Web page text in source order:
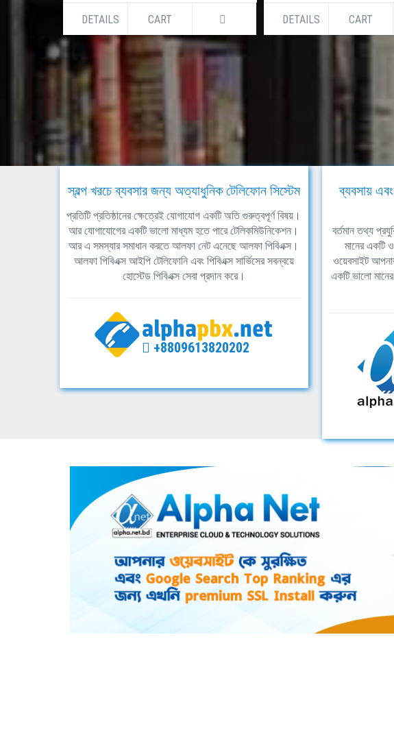
DETAILS CART DETAILS CART
স্বল্প খরচে ব্যবসার জন্য অত্যাধুনিক টেলিফোন সিস্টেম
প্রতিটি প্রতিষ্ঠানের ক্ষেত্রেই যোগাযোগ একটি অতি গুরুত্বপূর্ণ বিষয়।
আর যোগাযোগের একটি ভালো মাধ্যম হতে পারে টেলিকমিউনিকেশন।
আর এ সমস্যার সমাধান করতে আলফা নেট এনেছে আলফা পিবিএক্স।
আলফা পিবিএক্স আইপি টেলিফোনি এবং পিবিএক্স সার্ভিসের সবন্বয়ে
হোস্টেড পিবিএক্স সেবা প্রদান করে।
+8809613820202
ব্যবসায়
বর্তমান তথ্য
মানের একটি
ওয়েবসাইট
একটি ভালো